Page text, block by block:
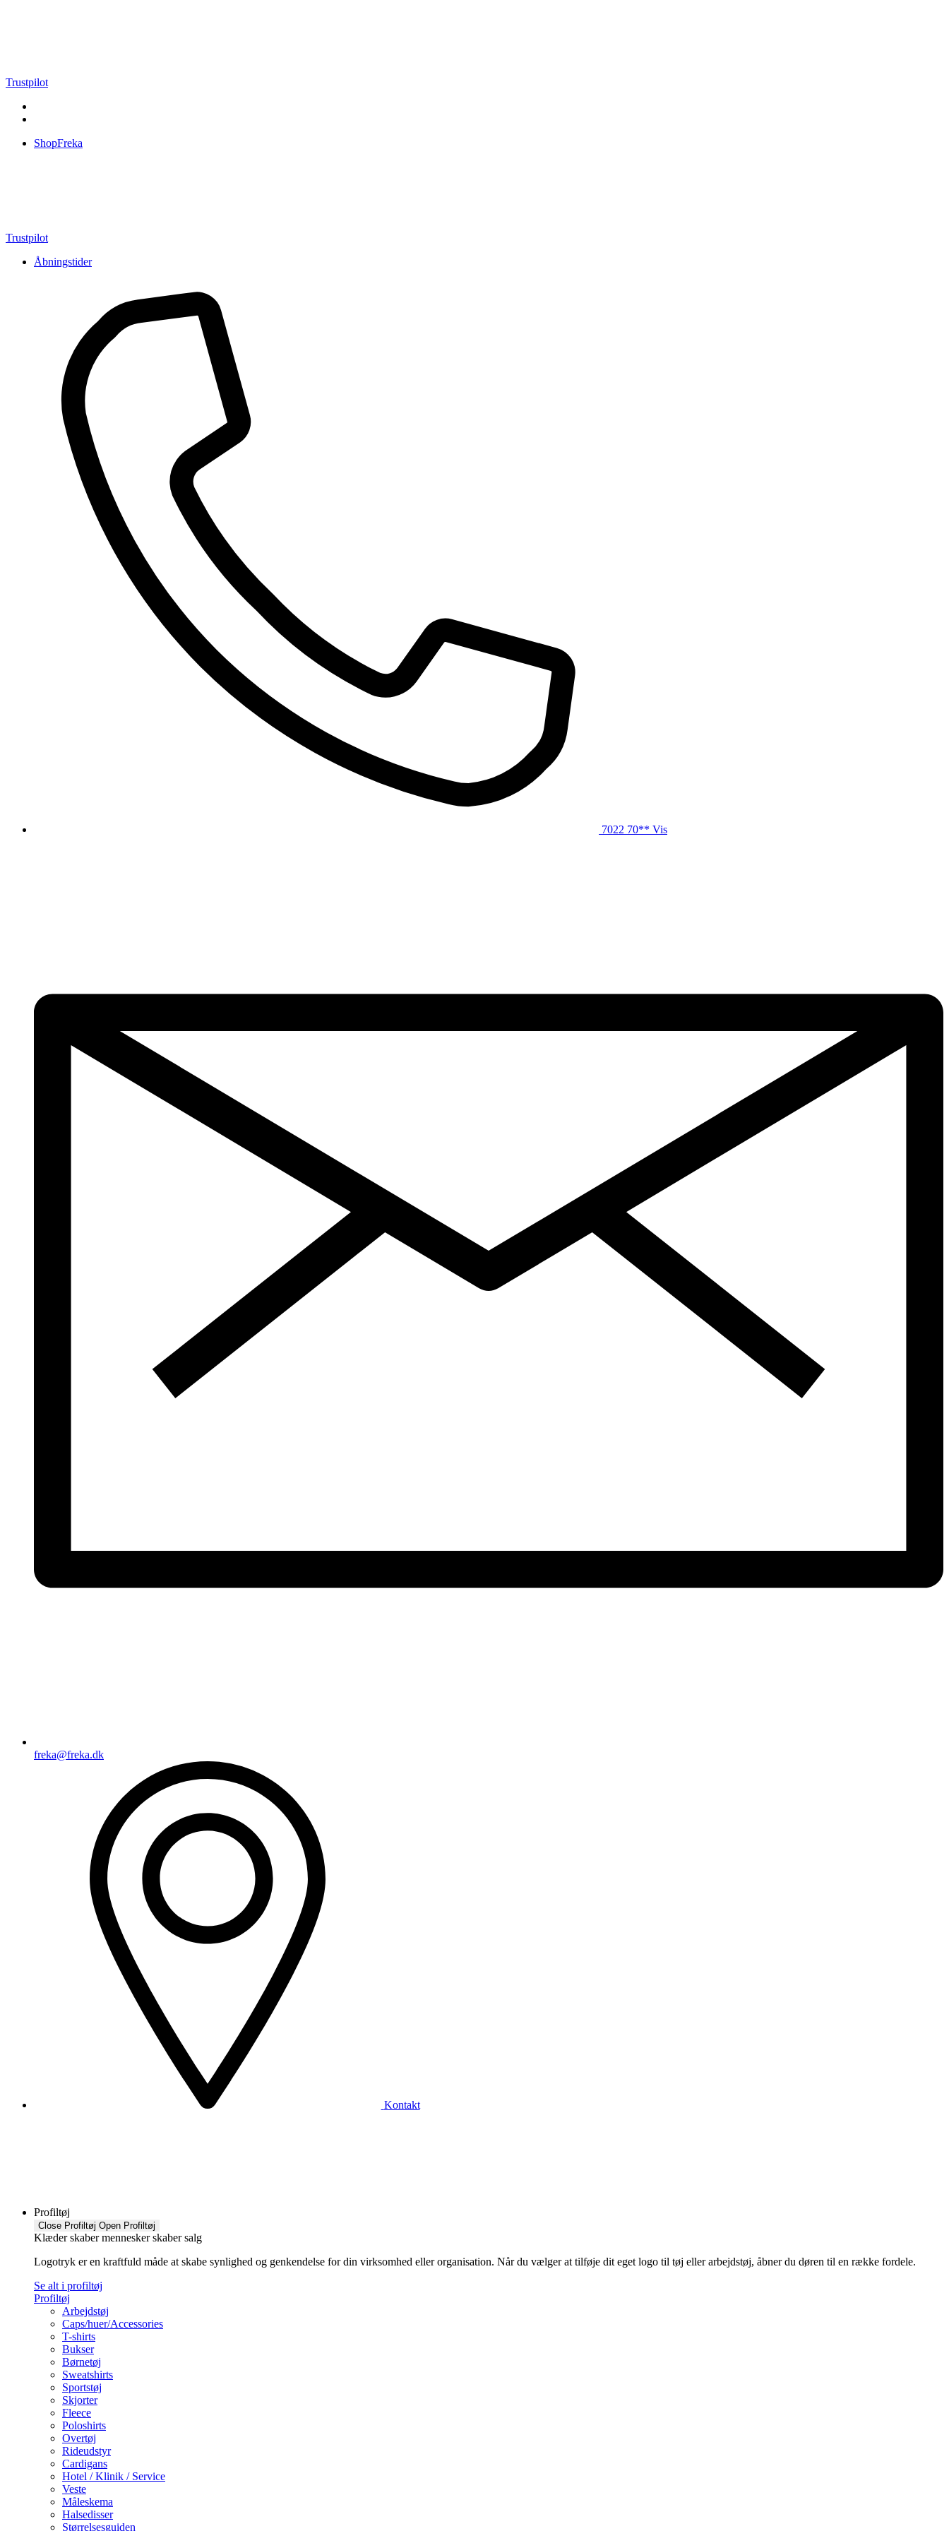
Trustpilot
ShopFreka
Trustpilot
Åbningstider
7022 70** Vis
freka@freka.dk
Kontakt
Profiltøj
Close Profiltøj Open Profiltøj
Klæder skaber mennesker skaber salg
Logotryk er en kraftfuld måde at skabe synlighed og genkendelse for din virksomhed eller organisation. Når du vælger at tilføje dit eget logo til tøj eller arbejdstøj, åbner du døren til en række fordele.
Se alt i profiltøj
Profiltøj
Arbejdstøj
Caps/huer/Accessories
T-shirts
Bukser
Børnetøj
Sweatshirts
Sportstøj
Skjorter
Fleece
Poloshirts
Overtøj
Rideudstyr
Cardigans
Hotel / Klinik / Service
Veste
Måleskema
Halsedisser
Størrelsesguiden